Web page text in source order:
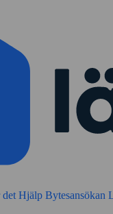
det Hjälp Bytesansökan